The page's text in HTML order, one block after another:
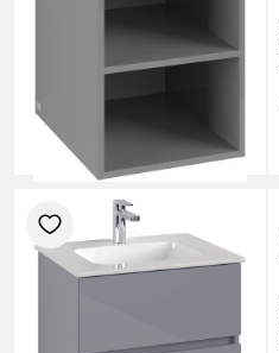
heart